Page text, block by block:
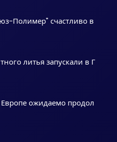
Полимер" счастливо в
литья запускали в Г
ожидаемо продол